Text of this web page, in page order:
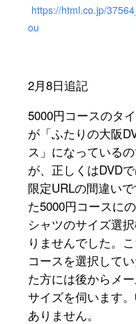
https://html.co.jp/
ou
2月8日追記
5000円コースのタ
が「ふたりの大阪
ス」になっている
が、正しくはDVDで
限定URLの間違いで
た5000円コースに
シャツのサイズ選
りませんでした。
コースを選択して
た方には後からメ
サイズを伺います
ありません。